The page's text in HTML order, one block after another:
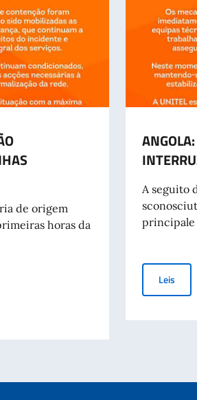
de origem
horas da
TEMPORÁRIA DAS LINHAS TELEFÓNICAS
A seguito
principale
Leis